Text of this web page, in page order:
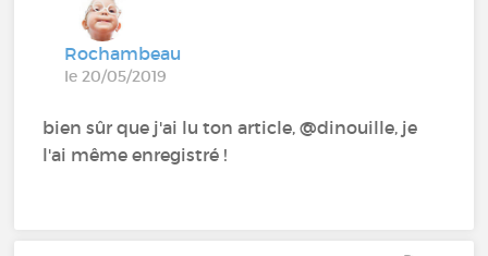
Rochambeau
le 20/05/2019
bien sûr que j'ai lu ton article, @dinouille‍, je
l'ai même enregistré !